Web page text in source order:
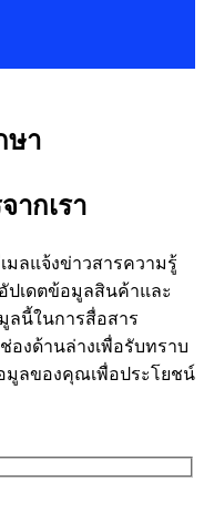
ษา
ากเรา
มลแจ้งข่าวสารความรู้
อัปเดตข้อมูลสินค้าและ
ลนี้ในการสื่อสาร
องด้านล่างเพื่อรับทราบ
มูลของคุณเพื่อประโยชน์